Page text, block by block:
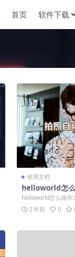
首页 软件下载
使用文档
helloworld怎么
后自动翻译？
helloworld怎么操作
译？ 因为我没有好
2 年前 0